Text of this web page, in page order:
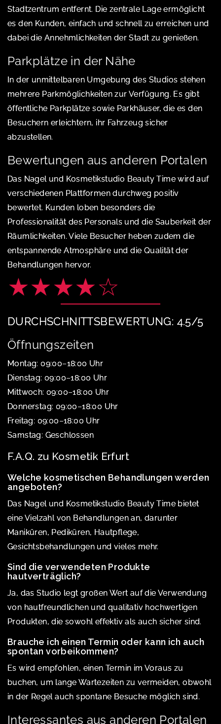
Stadtzentrum entfernt. Die zentrale Lage ermöglicht
es den Kunden, einfach und schnell zu erreichen und
dabei die Annehmlichkeiten der Stadt zu genießen.
Parkplätze in der Nähe
In der unmittelbaren Umgebung des Studios stehen
mehrere Parkmöglichkeiten zur Verfügung. Es gibt
öffentliche Parkplätze sowie Parkhäuser, die es den
Besuchern erleichtern, ihr Fahrzeug sicher
abzustellen.
Bewertungen aus anderen Portalen
Das Nagel und Kosmetikstudio Beauty Time wird auf
verschiedenen Plattformen durchweg positiv
bewertet. Kunden loben besonders die
Professionalität des Personals und die Sauberkeit der
Räumlichkeiten. Viele Besucher heben zudem die
entspannende Atmosphäre und die Qualität der
Behandlungen hervor.
★★★★☆
DURCHSCHNITTSBEWERTUNG: 4.5/5
Öffnungszeiten
Montag: 09:00–18:00 Uhr
Dienstag: 09:00–18:00 Uhr
Mittwoch: 09:00–18:00 Uhr
Donnerstag: 09:00–18:00 Uhr
Freitag: 09:00–18:00 Uhr
Samstag: Geschlossen
F.A.Q. zu Kosmetik Erfurt
Welche kosmetischen Behandlungen werden
angeboten?
Das Nagel und Kosmetikstudio Beauty Time bietet
eine Vielzahl von Behandlungen an, darunter
Maniküren, Pediküren, Hautpflege,
Gesichtsbehandlungen und vieles mehr.
Sind die verwendeten Produkte
hautverträglich?
Ja, das Studio legt großen Wert auf die Verwendung
von hautfreundlichen und qualitativ hochwertigen
Produkten, die sowohl effektiv als auch sicher sind.
Brauche ich einen Termin oder kann ich auch
spontan vorbeikommen?
Es wird empfohlen, einen Termin im Voraus zu
buchen, um lange Wartezeiten zu vermeiden, obwohl
in der Regel auch spontane Besuche möglich sind.
Interessantes aus anderen Portalen